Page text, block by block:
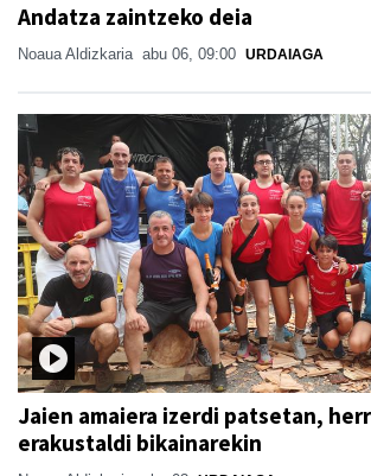
Andatza zaintzeko deia
Noaua Aldizkaria abu 06, 09:00 URDAIAGA
Jaien amaiera izerdi patsetan,
erakustaldi bikainarekin